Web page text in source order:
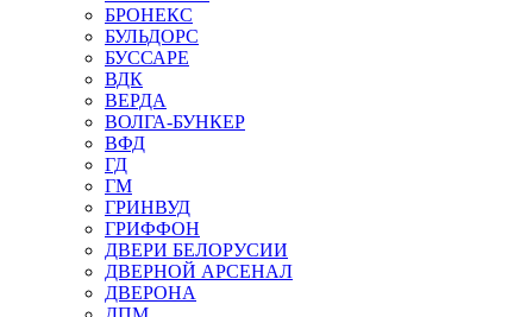
БРОНЕКС
БУЛЬДОРС
БУССАРЕ
ВДК
ВЕРДА
ВОЛГА-БУНКЕР
ВФД
ГД
ГМ
ГРИНВУД
ГРИФФОН
ДВЕРИ БЕЛОРУСИИ
ДВЕРНОЙ АРСЕНАЛ
ДВЕРОНА